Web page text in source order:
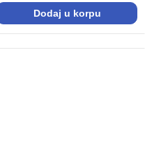
Dodaj u korpu